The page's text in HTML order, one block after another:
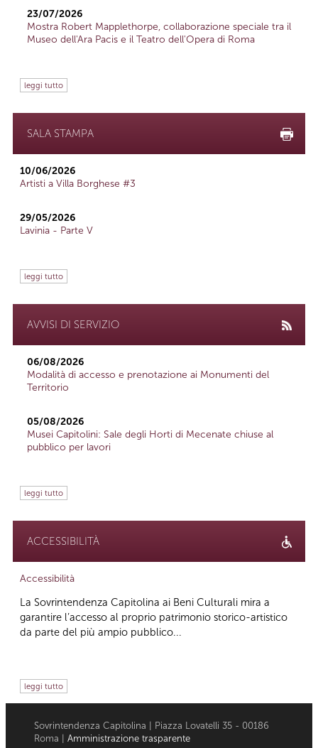
23/07/2026
Mostra Robert Mapplethorpe, collaborazione speciale tra il
Museo dell'Ara Pacis e il Teatro dell'Opera di Roma
leggi tutto
SALA STAMPA
10/06/2026
Artisti a Villa Borghese #3
29/05/2026
Lavinia - Parte V
leggi tutto
AVVISI DI SERVIZIO
06/08/2026
Modalità di accesso e prenotazione ai Monumenti del
Territorio
05/08/2026
Musei Capitolini: Sale degli Horti di Mecenate chiuse al
pubblico per lavori
leggi tutto
ACCESSIBILITÀ
Accessibilità
La Sovrintendenza Capitolina ai Beni Culturali mira a
garantire l’accesso al proprio patrimonio storico-artistico
da parte del più ampio pubblico...
leggi tutto
Sovrintendenza Capitolina | Piazza Lovatelli 35 - 00186
Roma | Amministrazione trasparente